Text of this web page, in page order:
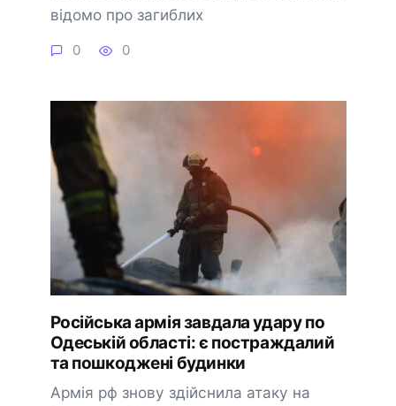
відомо про загиблих
0 0
Російська армія завдала удару по
Одеській області: є постраждалий
та пошкоджені будинки
Армія рф знову здійснила атаку на